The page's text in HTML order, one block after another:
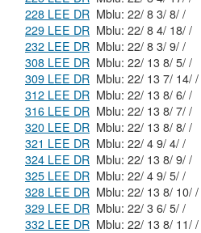
228 LEE DR
Mblu: 22/ 8 3/ 8/ /
229 LEE DR
Mblu: 22/ 8 4/ 18/ /
232 LEE DR
Mblu: 22/ 8 3/ 9/ /
308 LEE DR
Mblu: 22/ 13 8/ 5/ /
309 LEE DR
Mblu: 22/ 13 7/ 14/ /
312 LEE DR
Mblu: 22/ 13 8/ 6/ /
316 LEE DR
Mblu: 22/ 13 8/ 7/ /
320 LEE DR
Mblu: 22/ 13 8/ 8/ /
321 LEE DR
Mblu: 22/ 4 9/ 4/ /
324 LEE DR
Mblu: 22/ 13 8/ 9/ /
325 LEE DR
Mblu: 22/ 4 9/ 5/ /
328 LEE DR
Mblu: 22/ 13 8/ 10/ /
329 LEE DR
Mblu: 22/ 3 6/ 5/ /
332 LEE DR
Mblu: 22/ 13 8/ 11/ /